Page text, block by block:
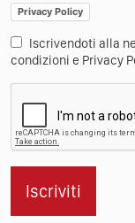
Privacy Policy
Iscrivendoti alla
condizioni e Privacy
Iscriviti